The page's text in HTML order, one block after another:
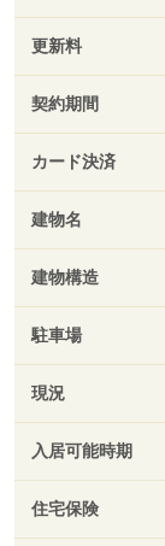
更新料
契約期間
カード決済
建物名
建物構造
駐車場
現況
入居可能時期
住宅保険